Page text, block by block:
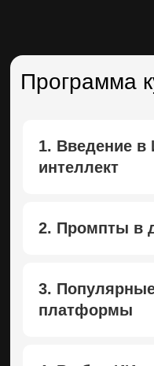
Программа
1. Введение в
интеллект
2. Промпты в
3.
платформы